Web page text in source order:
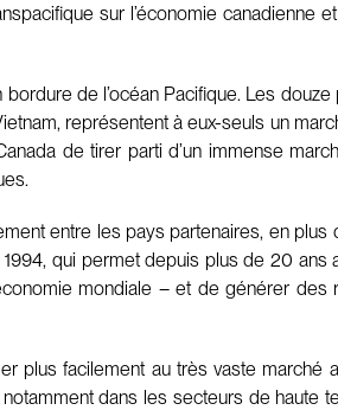
sur l’économie canadienne et
de l’océan Pacifique. Les douze
représentent à eux-seuls un
de tirer parti d’un immense
entre les pays partenaires, en plus
qui permet depuis plus de 20 ans
mondiale – et de générer des
plus facilement au très vaste marché
dans les secteurs de haute